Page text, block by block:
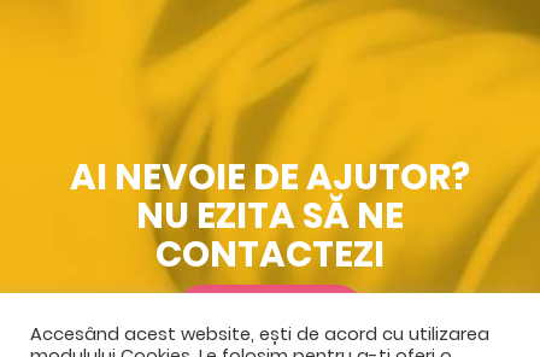
AI NEVOIE DE AJUTOR?
NU EZITA SĂ NE
CONTACTEZI
Accesând acest website, ești de acord cu utilizarea